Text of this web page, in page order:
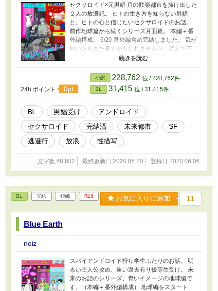
セクサロイド×元男娼 月の歓楽都市を抜け出した
２人の放浪記。 ヒトの生き方を知らない男娼
と、ヒトの心と信じたいセクサロイドのお話。
前作地球篇から続くシリーズ月面篇。 本編＋番
外編構成。 6/20 番外編含め完結しました。 気が
向いたらまた書くかもしれませんが、読んで下
さった方、お時間いただいて有難うございまし
想いです。ありがとうございます。心より。
24h.ポイント 0pt
小説 228,762 位 / 228,762件
BL 31,415 位 / 31,415件
BL 男娼受け
アンドロイド
セクサロイド
完結済 未来都市
SF
逃避行
放浪 性描写
文字数 68,882 最終更新日 2020.06.20 登録日 2020.06.06
BL 完結 短編 R18 お気に入りに追加 11
Blue Earth
noiz
スパイアンドロイド狩り学生ふたりのお話。 明
るい主人公攻め、重い過去有り優等生受け。 未
来のお話のシリーズ、青いイメージの地球編で
す。（本編＋番外編構成） 地球編をスタート